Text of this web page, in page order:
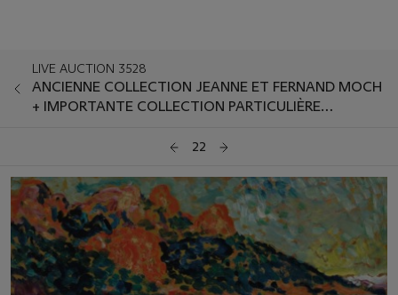
LIVE AUCTION 3528
ANCIENNE COLLECTION JEANNE ET FERNAND MOCH
+ IMPORTANTE COLLECTION PARTICULIÈRE
22